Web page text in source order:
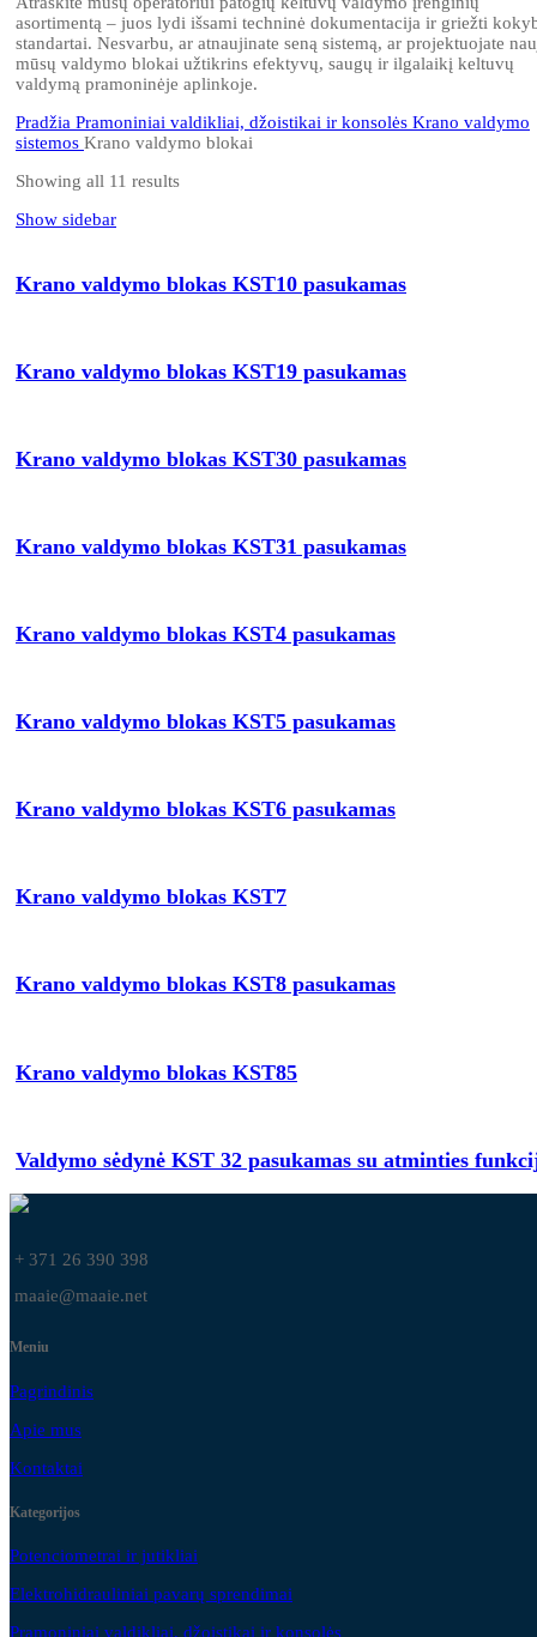
asortimentą – juos lydi išsami techninė dokumentacija ir griežti
standartai. Nesvarbu, ar atnaujinate seną sistemą, ar projektuojate
mūsų valdymo blokai užtikrins efektyvų, saugų ir ilgalaikį keltuvų
valdymą pramoninėje aplinkoje.
Pradžia Pramoniniai valdikliai, džoistikai ir konsolės Krano valdymo
sistemos Krano valdymo blokai
Showing all 11 results
Show sidebar
Krano valdymo blokas KST10 pasukamas
Krano valdymo blokas KST19 pasukamas
Krano valdymo blokas KST30 pasukamas
Krano valdymo blokas KST31 pasukamas
Krano valdymo blokas KST4 pasukamas
Krano valdymo blokas KST5 pasukamas
Krano valdymo blokas KST6 pasukamas
Krano valdymo blokas KST7
Krano valdymo blokas KST8 pasukamas
Krano valdymo blokas KST85
Valdymo sėdynė KST 32 pasukamas su atminties
+ 371 26 390 398
maaie@maaie.net
Meniu
Pagrindinis
Apie mus
Kontaktai
Kategorijos
Potenciometrai ir jutikliai
Elektrohidrauliniai pavarų sprendimai
Pramoniniai valdikliai, džoistikai ir konsolės